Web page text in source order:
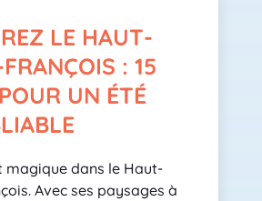
LE HAUT-
: 15
UN ÉTÉ
magique dans le Haut-
Avec ses paysages à